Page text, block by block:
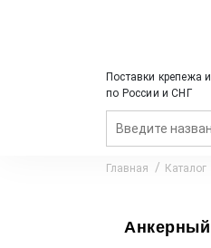
Поставки крепежа
по России и СНГ
Главная Каталог
Анкерный